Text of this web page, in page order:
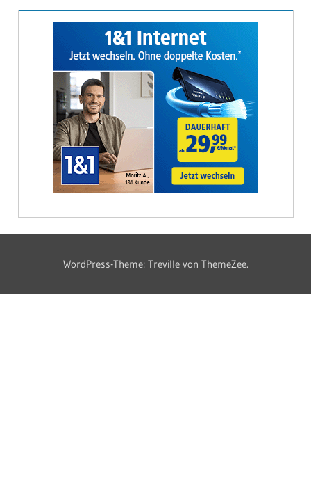
WordPress-Theme: Treville von ThemeZee.